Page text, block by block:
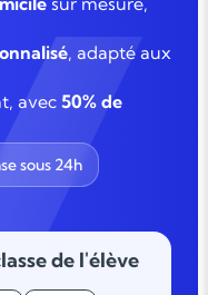
, adapté aux
avec50% de
sous 24h
de l'élève